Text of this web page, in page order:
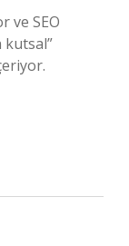
ve SEO
kutsal”